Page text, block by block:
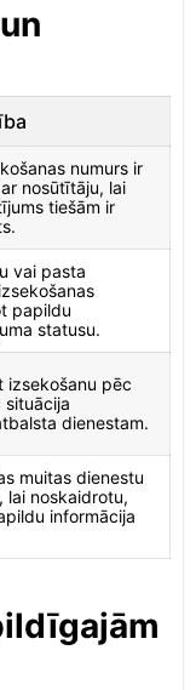
numurs ir
nosūtītāju, lai
tiešām ir
vai pasta
papildu
statusu.
pēc
situācija
dienestam.
muitas dienestu
lai noskaidrotu,
informācija